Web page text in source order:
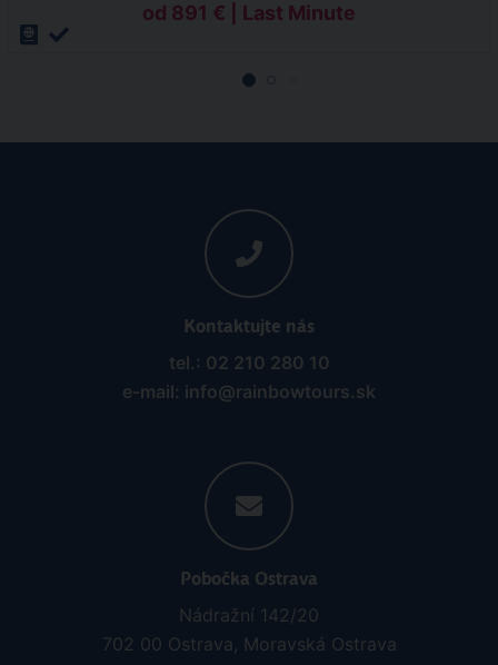
od 891 € | Last Minute
Kontaktujte nás
tel.: 02 210 280 10
e-mail: info@rainbowtours.sk
Pobočka Ostrava
Nádražní 142/20
702 00 Ostrava, Moravská Ostrava